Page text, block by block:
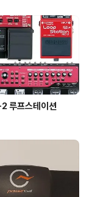
루프스테이션